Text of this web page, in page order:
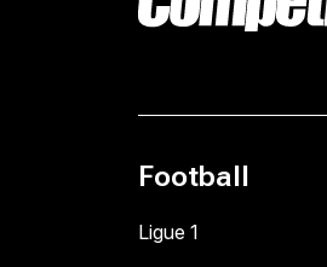
Football
Ligue 1